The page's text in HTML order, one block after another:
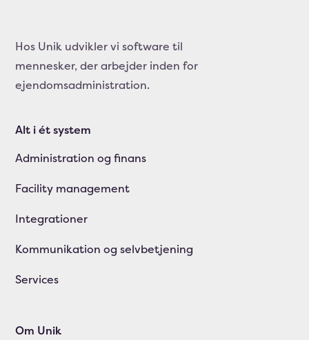
Hos Unik udvikler vi software til
mennesker, der arbejder inden for
ejendomsadministration.
Alt i ét system
Administration og finans
Facility management
Integrationer
Kommunikation og selvbetjening
Services
Om Unik